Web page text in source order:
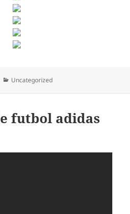
Categorías
Uncategorized
futbol adidas